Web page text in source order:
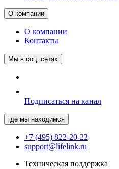
О компании
О компании
Контакты
Мы в соц. сетях
Подписаться на канал
где мы находимся
+7 (495) 822-20-22
support@lifelink.ru
Техническая поддержка